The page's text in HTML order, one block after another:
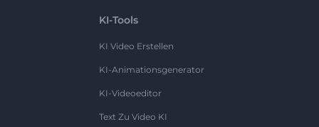
KI-Tools
KI Video Erstellen
KI-Animationsgenerator
KI-Videoeditor
Text Zu Video KI